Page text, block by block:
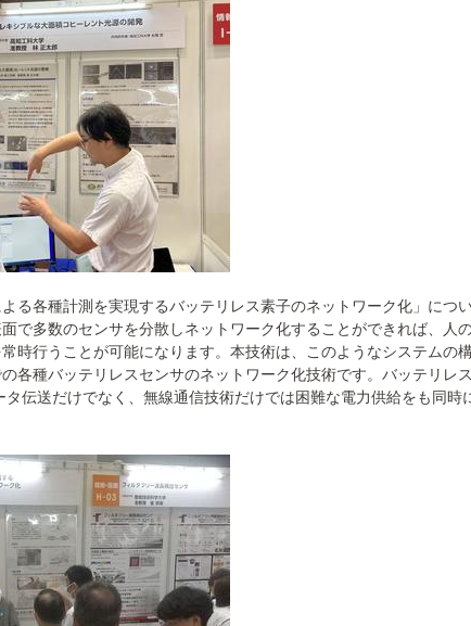
る各種計測を実現するバッテリレス素子のネットワーク化」につ
で多数のセンサを分散しネットワーク化することができれば、人
時行うことが可能になります。本技術は、このようなシステムの
各種バッテリレスセンサのネットワーク化技術です。バッテリレ
タ伝送だけでなく、無線通信技術だけでは困難な電力供給をも同時